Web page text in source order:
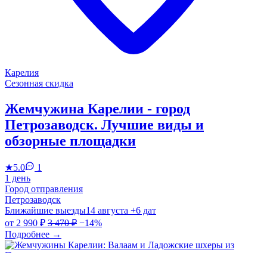
Карелия
Сезонная скидка
Жемчужина Карелии - город
Петрозаводск. Лучшие виды и
обзорные площадки
★5.0
1
1 день
Город отправления
Петрозаводск
Ближайшие выезды14 августа +6 дат
от 2 990 ₽ 3 470 ₽ −14%
Подробнее →